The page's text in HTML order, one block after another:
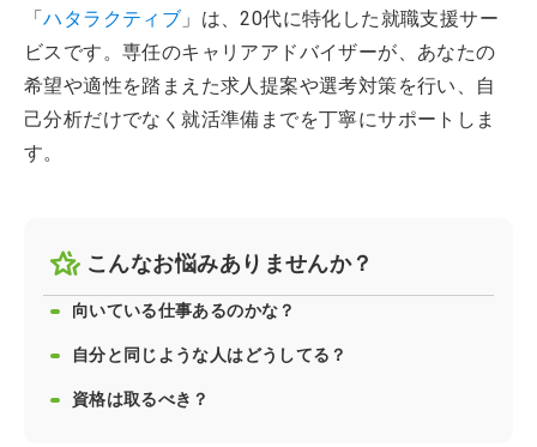
「ハタラクティブ 」は、20代に特化した就職支援サー
ビスです。専任のキャリアアドバイザーが、あなたの
希望や適性を踏まえた求人提案や選考対策を行い、自
己分析だけでなく就活準備までを丁寧にサポートしま
す。
こんなお悩みありませんか？
向いている仕事あるのかな？
自分と同じような人はどうしてる？
資格は取るべき？